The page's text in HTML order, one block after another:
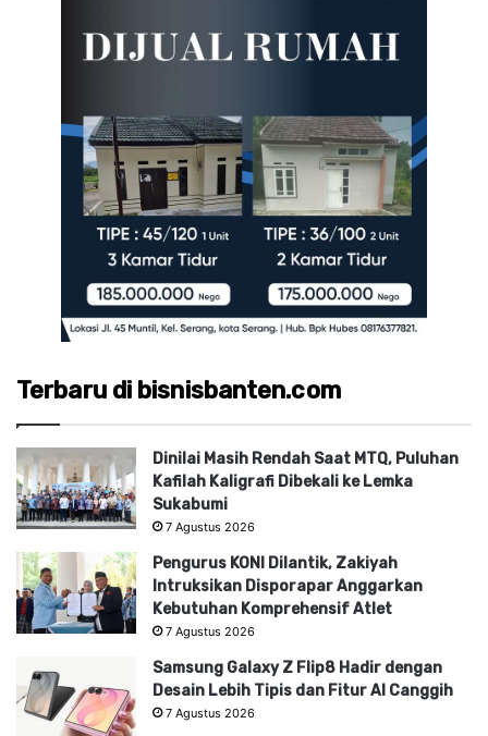
Terbaru di bisnisbanten.com
Dinilai Masih Rendah Saat MTQ, Puluhan
Kafilah Kaligrafi Dibekali ke Lemka
Sukabumi
7 Agustus 2026
Pengurus KONI Dilantik, Zakiyah
Intruksikan Disporapar Anggarkan
Kebutuhan Komprehensif Atlet
7 Agustus 2026
Samsung Galaxy Z Flip8 Hadir dengan
Desain Lebih Tipis dan Fitur AI Canggih
7 Agustus 2026